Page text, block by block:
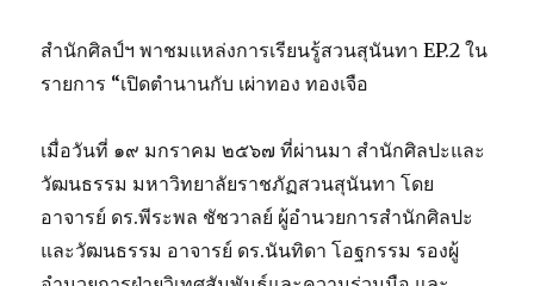
สำนักศิลป์ฯ พาชมแหล่งการเรียนรู้สวนสุนันทา EP.2 ใน
รายการ “เปิดตำนานกับ เผ่าทอง ทองเจือ
เมื่อวันที่ ๑๙ มกราคม ๒๕๖๗ ที่ผ่านมา สำนักศิลปะและ
วัฒนธรรม มหาวิทยาลัยราชภัฏสวนสุนันทา โดย
อาจารย์ ดร.พีระพล ชัชวาลย์ ผู้อำนวยการสำนักศิลปะ
และวัฒนธรรม อาจารย์ ดร.นันทิดา โอฐกรรม รองผู้